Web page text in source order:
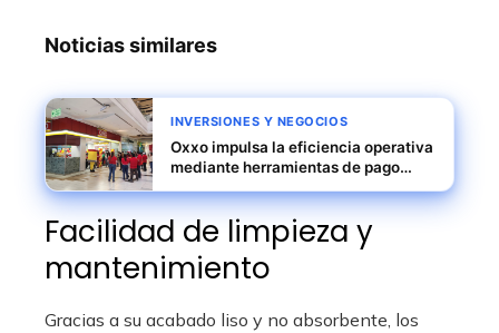
Noticias similares
INVERSIONES Y NEGOCIOS
Oxxo impulsa la eficiencia operativa
mediante herramientas de pago
digital en tiempo real
Facilidad de limpieza y
mantenimiento
Gracias a su acabado liso y no absorbente, los